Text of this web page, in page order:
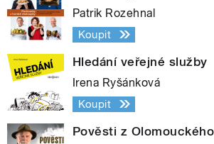
Patrik Rozehnal
Koupit
Hledání veřejné služby
Irena Ryšánková
Koupit
Pověsti z